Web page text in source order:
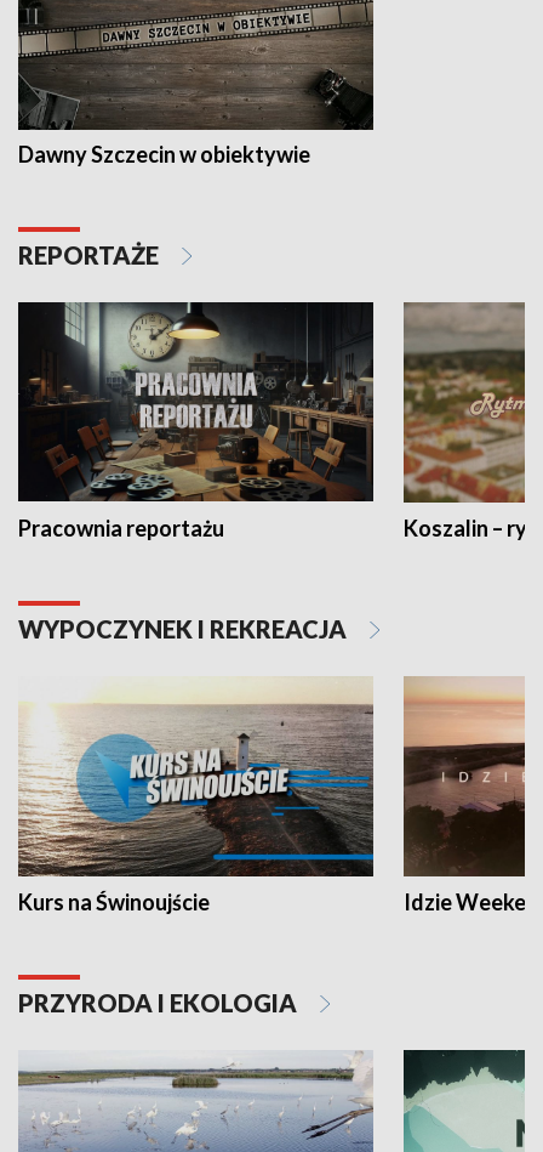
Dawny Szczecin w obiektywie
REPORTAŻE
Pracownia reportażu Koszalin –
WYPOCZYNEK I REKREACJA
Kurs na Świnoujście Idzie
PRZYRODA I EKOLOGIA